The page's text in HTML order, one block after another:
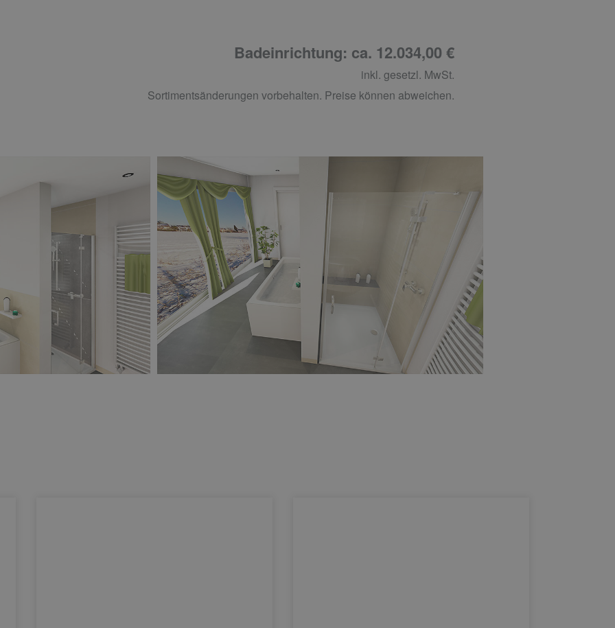
Badeinrichtung: ca. 12.034,00 €
inkl. gesetzl. MwSt.
Sortimentsänderungen vorbehalten. Preise können abweichen.